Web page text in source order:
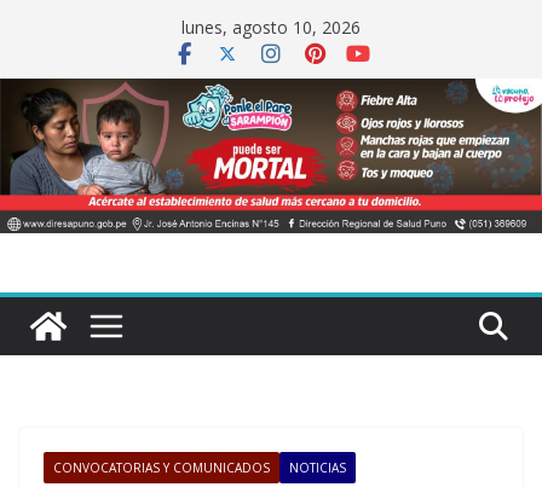
contenido
lunes, agosto 10, 2026
CONVOCATORIAS Y COMUNICADOS NOTICIAS